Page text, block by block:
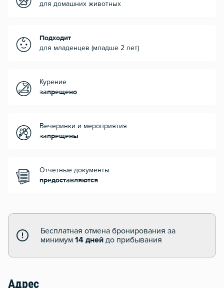
для домашних животных
Подходит
для младенцев (младше 2 лет)
Курение
запрещено
Вечеринки и мероприятия
запрещены
Отчетные документы
предоставляются
Бесплатная отмена бронирования за
минимум 14 дней до прибывания
Адрес